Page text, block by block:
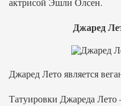
Джаред
Джаред Лето является
Татуировки Джареда